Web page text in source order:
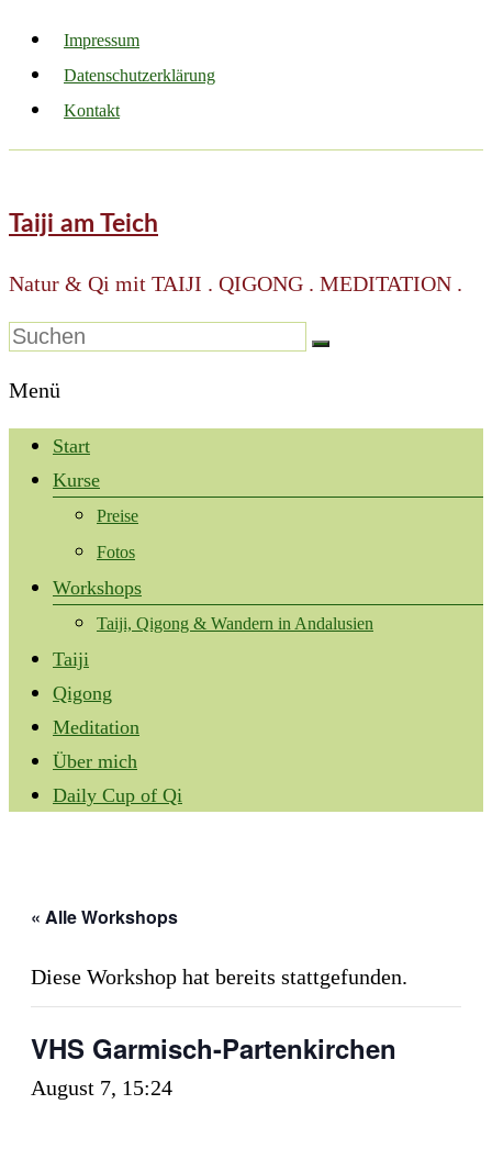
Impressum
Datenschutzerklärung
Kontakt
Taiji am Teich
Natur & Qi mit TAIJI . QIGONG . MEDITATION .
Menü
Start
Kurse
Preise
Fotos
Workshops
Taiji, Qigong & Wandern in Andalusien
Taiji
Qigong
Meditation
Über mich
Daily Cup of Qi
« Alle Workshops
Diese Workshop hat bereits stattgefunden.
VHS Garmisch-Partenkirchen
August 7, 15:24